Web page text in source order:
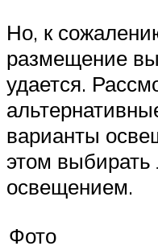
Но, к
размещение
удается.
варианты
этом
освещением.
Фото